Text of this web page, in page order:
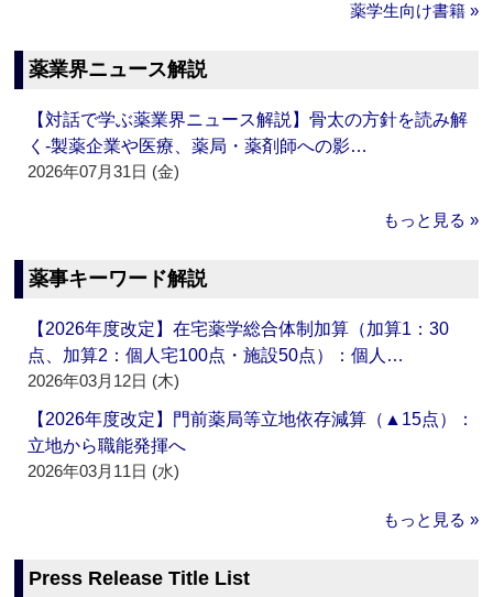
薬学生向け書籍 »
薬業界ニュース解説
【対話で学ぶ薬業界ニュース解説】骨太の方針を読み解
く‐製薬企業や医療、薬局・薬剤師への影…
2026年07月31日 (金)
もっと見る »
薬事キーワード解説
【2026年度改定】在宅薬学総合体制加算（加算1：30
点、加算2：個人宅100点・施設50点）：個人…
2026年03月12日 (木)
【2026年度改定】門前薬局等立地依存減算（▲15点）：
立地から職能発揮へ
2026年03月11日 (水)
もっと見る »
Press Release Title List